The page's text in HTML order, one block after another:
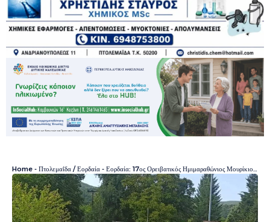
Home - Πτολεμαΐδα / Εορδαία - Εορδαία: 17ος Ορειβατικός Ημιμαραθώνιος Μουρίκιος Δρόμος στο Εμπόριο